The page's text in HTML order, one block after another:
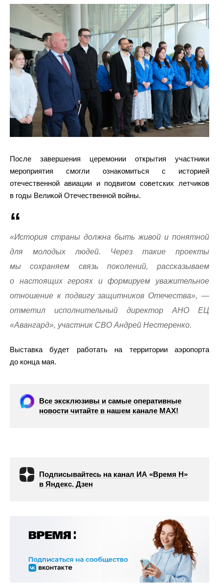
После завершения церемонии открытия участники
мероприятия смогли ознакомиться с историей
отечественной авиации и подвигом советских летчиков
в годы Великой Отечественной войны.
«История страны должна быть живой и понятной
для молодых людей. Через такие проекты
мы сохраняем связь поколений, рассказываем
о настоящих героях и формируем уважительное
отношение к подвигу защитников Отечества», —
отметил исполнительный директор АНО ЕЦ
«Авангард», участник СВО Андрей Нестеренко.
Выставка будет работать на территории аэропорта
до конца мая.
Все эксклюзивы и самые оперативные
новости читайте в нашем канале МАХ!
Подписывайтесь на канал ИА «Время Н»
в Яндекс. Дзен